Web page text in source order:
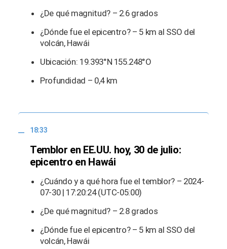
¿De qué magnitud? – 2.6 grados
¿Dónde fue el epicentro? – 5 km al SSO del
volcán, Hawái
Ubicación: 19.393°N 155.248°O
Profundidad – 0,4 km
18:33
Temblor en EE.UU. hoy, 30 de julio:
epicentro en Hawái
¿Cuándo y a qué hora fue el temblor? – 2024-
07-30 | 17:20:24 (UTC-05:00)
¿De qué magnitud? – 2.8 grados
¿Dónde fue el epicentro? – 5 km al SSO del
volcán, Hawái